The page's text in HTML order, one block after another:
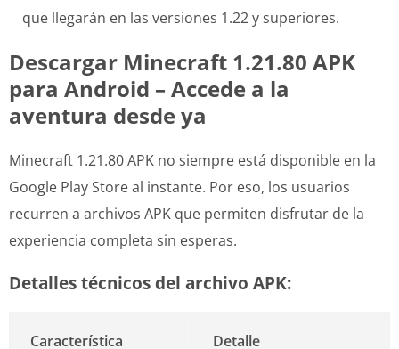
que llegarán en las versiones 1.22 y superiores.
Descargar Minecraft 1.21.80 APK
para Android – Accede a la
aventura desde ya
Minecraft 1.21.80 APK no siempre está disponible en la
Google Play Store al instante. Por eso, los usuarios
recurren a archivos APK que permiten disfrutar de la
experiencia completa sin esperas.
Detalles técnicos del archivo APK:
Característica Detalle